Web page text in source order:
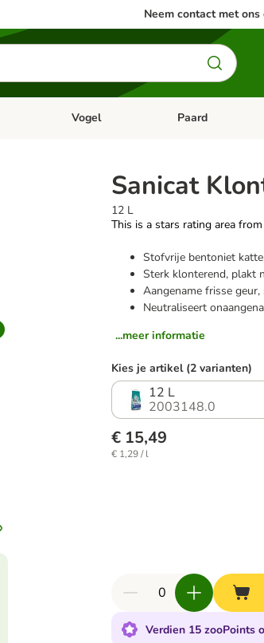
Neem contact met ons
menu: Kleine dieren
Open categorie menu: Vis
Vogel Open categorie
Paard
Sanicat
12 L
This is a stars rating area
Stofvrije bentoniet
Sterk klonterend, plakt
Aangename frisse
Neutraliseert
...meer informatie
Kies je artikel (2 varianten)
12 L
2003148.0
€ 15,49
€ 1,29 / l
Verdien 15 zooPoints